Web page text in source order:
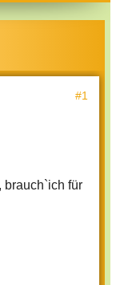
#1
brauch`ich für